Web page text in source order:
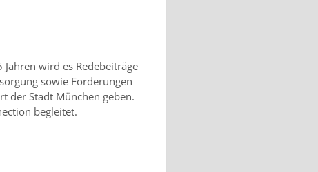
wird es Redebeiträge
sowie Forderungen
der Stadt München geben.
begleitet.